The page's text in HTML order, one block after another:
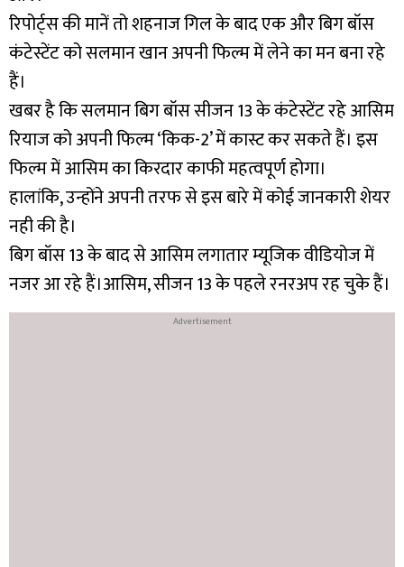
रिपोर्ट्स की मानें तो शहनाज गिल के बाद एक और बिग बॉस
कंटेस्टेंट को सलमान खान अपनी फिल्म में लेने का मन बना रहे
हैं।
खबर है कि सलमान बिग बॉस सीजन 13 के कंटेस्टेंट रहे आसिम
रियाज को अपनी फिल्म ‘किक-2’ में कास्ट कर सकते हैं। इस
फिल्म में आसिम का किरदार काफी महत्वपूर्ण होगा।
हालांकि, उन्होंने अपनी तरफ से इस बारे में कोई जानकारी शेयर
नही की है।
बिग बॉस 13 के बाद से आसिम लगातार म्यूजिक वीडियोज में
नजर आ रहे हैं।आसिम, सीजन 13 के पहले रनरअप रह चुके हैं।